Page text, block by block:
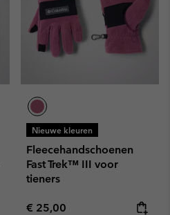
Nieuwe kleuren
Fleecehandschoenen
Fast Trek™ III voor
tieners
Regular price:
€ 25,00